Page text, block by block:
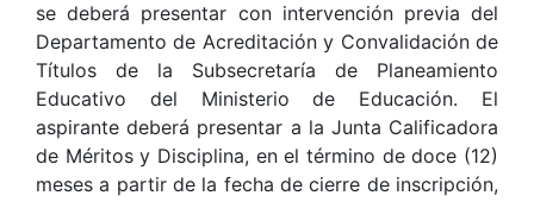
se deberá presentar con intervención previa del
Departamento de Acreditación y Convalidación de
Títulos de la Subsecretaría de Planeamiento
Educativo del Ministerio de Educación. El
aspirante deberá presentar a la Junta Calificadora
de Méritos y Disciplina, en el término de doce (12)
meses a partir de la fecha de cierre de inscripción,